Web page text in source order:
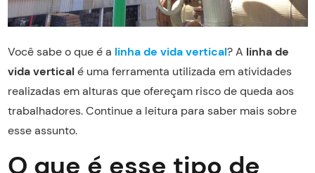
Você sabe o que é a linha de vida vertical? A linha de
vida vertical é uma ferramenta utilizada em atividades
realizadas em alturas que ofereçam risco de queda aos
trabalhadores. Continue a leitura para saber mais sobre
esse assunto.
O que é esse tipo de